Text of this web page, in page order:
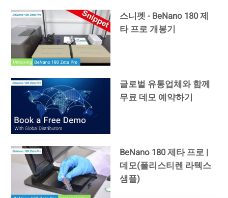
스니펫 - BeNano 180 제
타 프로 개봉기
글로벌 유통업체와 함께
무료 데모 예약하기
BeNano 180 제타 프로 |
데모(폴리스티렌 라텍스
샘플)